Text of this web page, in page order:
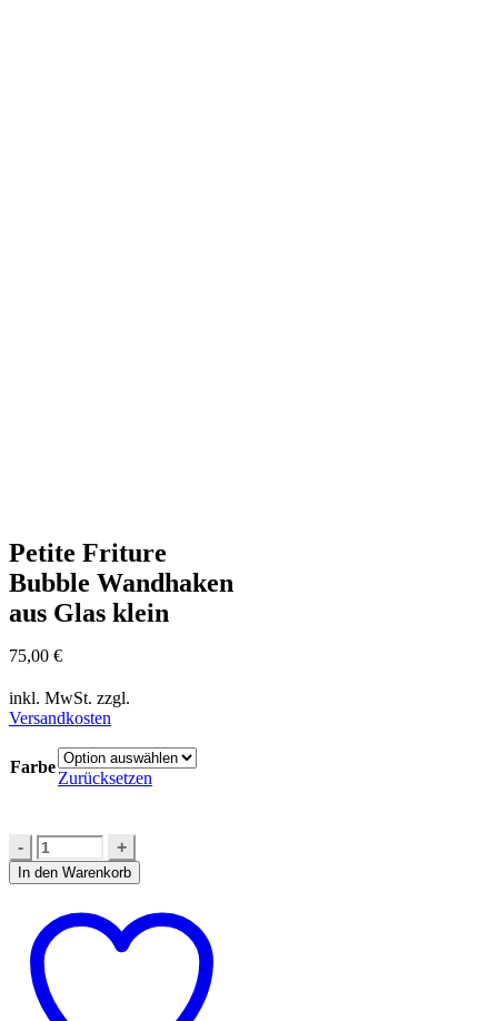
Petite Friture
Bubble Wandhaken
aus Glas klein
75,00 €
inkl. MwSt. zzgl.
Versandkosten
Farbe
Zurücksetzen
In den Warenkorb